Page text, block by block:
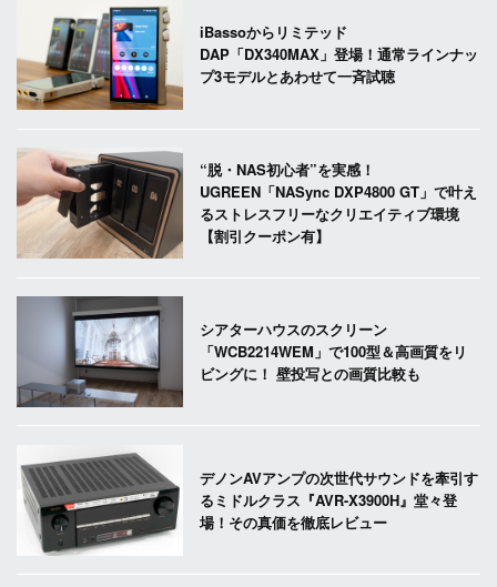
iBassoからリミテッド
DAP「DX340MAX」登場！通常ラインナッ
プ3モデルとあわせて一斉試聴
“脱・NAS初心者”を実感！
UGREEN「NASync DXP4800 GT」で叶え
るストレスフリーなクリエイティブ環境
【割引クーポン有】
シアターハウスのスクリーン
「WCB2214WEM」で100型＆高画質をリ
ビングに！ 壁投写との画質比較も
デノンAVアンプの次世代サウンドを牽引す
るミドルクラス『AVR-X3900H』堂々登
場！その真価を徹底レビュー